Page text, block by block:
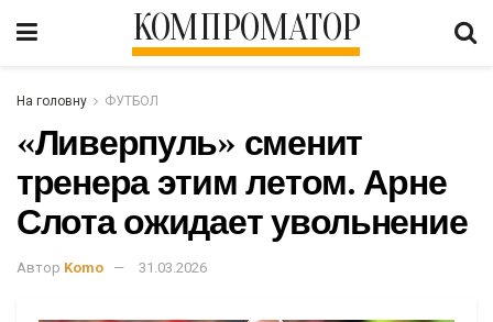
КОМПРОМАТОР
На головну ФУТБОЛ
«Ливерпуль» сменит
тренера этим летом. Арне
Слота ожидает увольнение
Автор Komo 31.03.2026